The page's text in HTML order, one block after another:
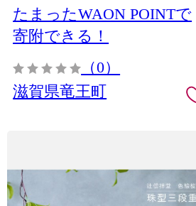
たまったWAON POINTで
寄附できる！
（0）
滋賀県竜王町